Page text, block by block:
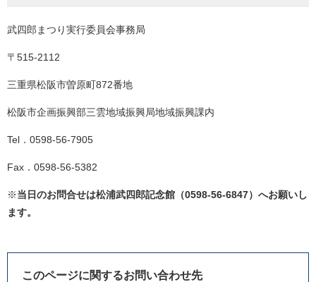
武四郎まつり実行委員会事務局
〒515-2112
三重県松阪市曽原町872番地
松阪市企画振興部三雲地域振興局地域振興課内
Tel．0598-56-7905
Fax．0598-56-5382
※当日のお問合せは松浦武四郎記念館（0598-56-6847）へお願いし
ます。
このページに関するお問い合わせ先